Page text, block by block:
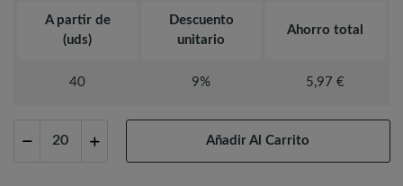
A partir de
(uds)
Descuento
unitario
Ahorro total
40 9% 5,97 €
Añadir Al Carrito